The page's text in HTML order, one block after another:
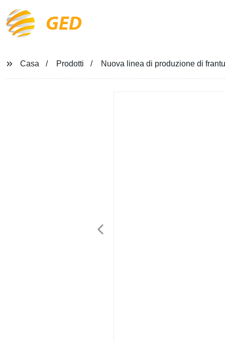
GED
Casa Prodotti Nuova linea di produzione di